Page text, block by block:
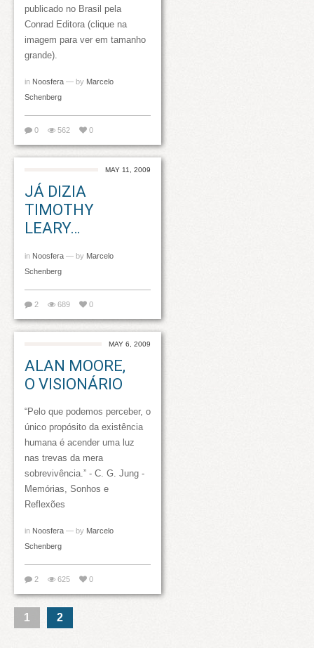
publicado no Brasil pela
Conrad Editora (clique na
imagem para ver em tamanho
grande).
in Noosfera — by Marcelo
Schenberg
0 562 0
MAY 11, 2009
JÁ DIZIA
TIMOTHY
LEARY…
in Noosfera — by Marcelo
Schenberg
2 689 0
MAY 6, 2009
ALAN MOORE,
O VISIONÁRIO
“Pelo que podemos perceber, o
único propósito da existência
humana é acender uma luz
nas trevas da mera
sobrevivência.” - C. G. Jung -
Memórias, Sonhos e
Reflexões
in Noosfera — by Marcelo
Schenberg
2 625 0
1 2